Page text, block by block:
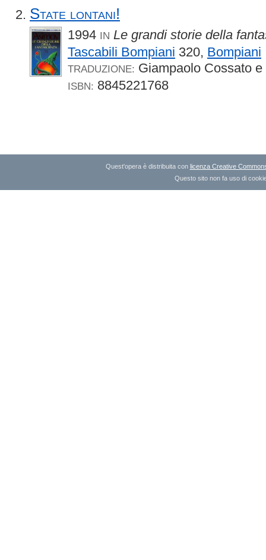
State lontani!
1994 IN Le grandi storie della
Tascabili Bompiani 320, Bompiani
TRADUZIONE: Giampaolo Cossato
ISBN: 8845221768
Quest'opera è distribuita con licenza Creative
Questo sito non fa uso di